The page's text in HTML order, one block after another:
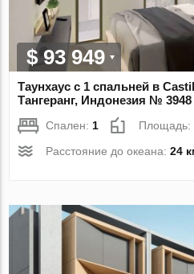
$ 93 949
Таунхаус с 1 спальней в
Тангеранг, Индонезия № 3948
Спален: 1 Площадь:
Расстояние до океана:24